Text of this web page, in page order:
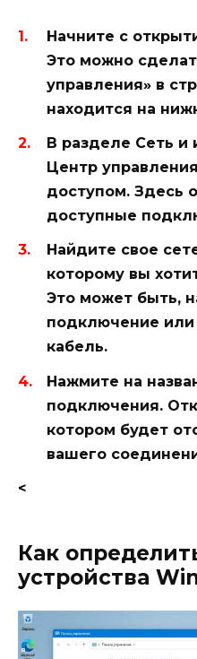
Начните с
Это можно
управления» в
находится на
В разделе Сеть и
Центр
доступом. Здесь
доступные
Найдите свое
которому вы
Это может быть,
подключение
кабель.
Нажмите на
подключения.
котором будет
вашего
<
Как
устройства